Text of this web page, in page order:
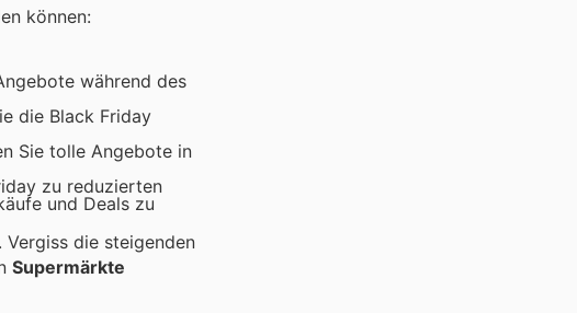
können:
während des
die Black Friday
Sie tolle Angebote in
zu reduzierten
und Deals zu
die steigenden
Supermärkte